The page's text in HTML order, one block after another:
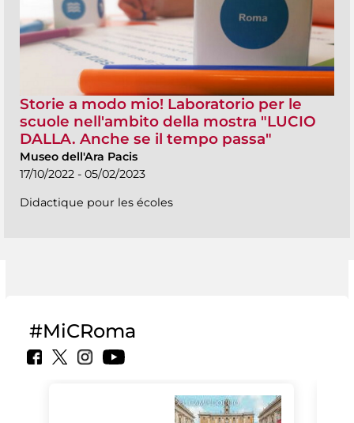
Storie a modo mio! Laboratorio per le
scuole nell'ambito della mostra "LUCIO
DALLA. Anche se il tempo passa"
Museo dell'Ara Pacis
17/10/2022 - 05/02/2023
Didactique pour les écoles
#MiCRoma